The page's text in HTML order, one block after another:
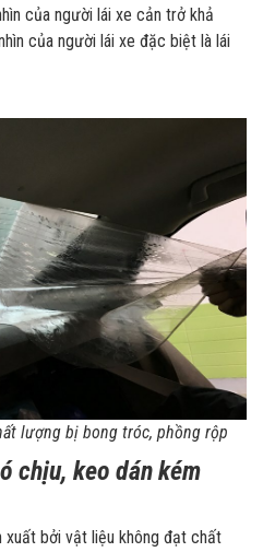
của người lái xe cản trở khả
của người lái xe đặc biệt là lái
lượng bị bong tróc, phồng rộp
chịu, keo dán kém
xuất bởi vật liệu không đạt chất